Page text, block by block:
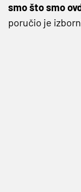
smo što smo
poručio je